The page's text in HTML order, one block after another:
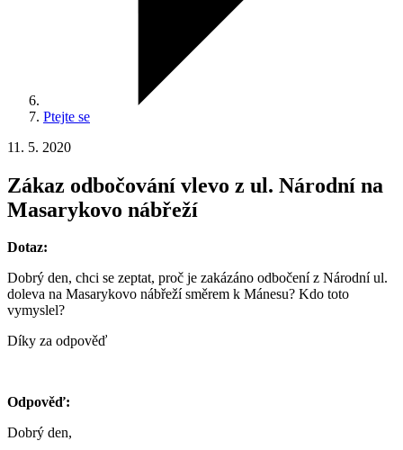
Ptejte se
11. 5. 2020
Zákaz odbočování vlevo z ul. Národní na
Masarykovo nábřeží
Dotaz:
Dobrý den, chci se zeptat, proč je zakázáno odbočení z Národní ul.
doleva na Masarykovo nábřeží směrem k Mánesu? Kdo toto
vymyslel?
Díky za odpověď
Odpověď:
Dobrý den,